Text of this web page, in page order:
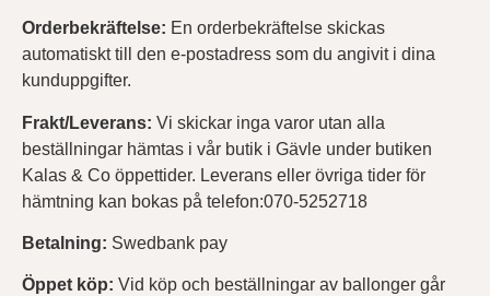
Orderbekräftelse: En orderbekräftelse skickas
automatiskt till den e-postadress som du angivit i dina
kunduppgifter.
Frakt/Leverans: Vi skickar inga varor utan alla
beställningar hämtas i vår butik i Gävle under butiken
Kalas & Co öppettider. Leverans eller övriga tider för
hämtning kan bokas på telefon:070-5252718
Betalning: Swedbank pay
Öppet köp: Vid köp och beställningar av ballonger går